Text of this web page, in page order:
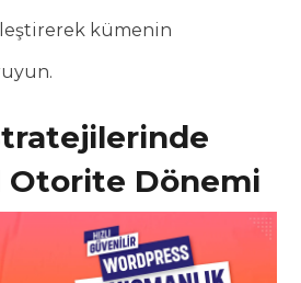
kümenin
Otorite Dönemi